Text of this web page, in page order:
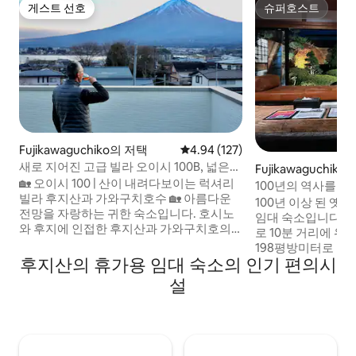
게스트 선호
게스트 선호
Fujikawaguchiko의 저택 평점 4.94점(5점 만점), 후기 127
4.94 (127)
새로 지어진 고급 빌라 오이시 100B, 넓은
전망대, 산이 내려다보이는 후지와 카와구
치코, 오이시 공원까지 도보 3분, 기차역까
지, 불꽃놀이 보기, 넓은 하늘
🏡 오이시 100 | 산이 내려다보이는 럭셔리
빌라 후지산과 가와구치호수 🏡 아름다운
전망을 자랑하는 귀한 숙소입니다. 호시노
와 후지에 인접한 후지산과 가와구치호의
다. ✨ 빌라의 매력 ✨ 경치 좋은 위치: 산의
전망을 즐길 수 있습니다. 후지산과 가와구
치코 호수, 산을 배경으로 한 최고의 전망.
슈퍼호스트
슈퍼호스트
Fujikawaguchiko
100년의 역사를 자
으로 리모델링한
나가 딸린 주택
100년 이상 된 옛
임대 숙소입니다.
로 10분 거리에 위
198평방미터로 최
합니다. 침실에서
의 후지산과 넓은
후지산의 휴가용 임대 숙소의 인기 편의시
설